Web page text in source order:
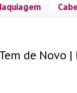
de Novo |